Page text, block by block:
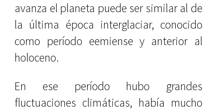
avanza el planeta puede ser similar al de
la última época interglaciar, conocido
como período eemiense y anterior al
holoceno.
En ese período hubo grandes
fluctuaciones climáticas, había mucho